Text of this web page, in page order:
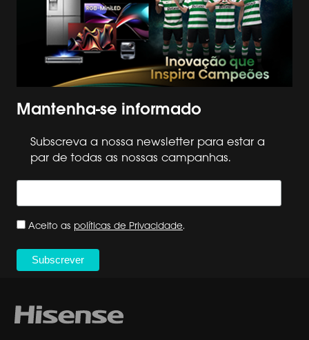
Mantenha-se informado
Subscreva a nossa newsletter para estar a
par de todas as nossas campanhas.
Aceito as políticas de Privacidade.